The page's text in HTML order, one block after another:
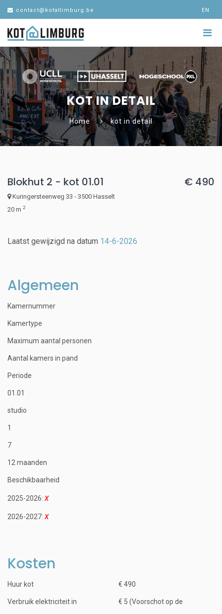
contact@kotatlimburg.be EN
KOT IN DETAIL
Home kot in detail
Blokhut 2 - kot 01.01
Kuringersteenweg 33 - 3500 Hasselt
20 m 2
€ 490
Laatst gewijzigd na datum 14-6-2026
Algemeen
Kamernummer
Kamertype
Maximum aantal personen
Aantal kamers in pand
Periode
01.01
studio
1
7
12 maanden
Beschikbaarheid
2025-2026:
2026-2027:
Kosten
Huur kot € 490
Verbruik elektriciteit in € 5 (Voorschot op de